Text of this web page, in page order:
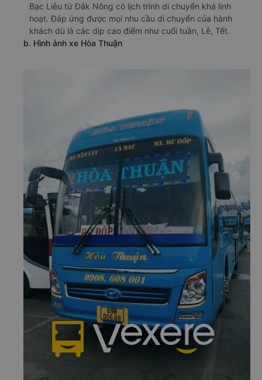
Bạc Liêu từ Đắk Nông có lịch trình di chuyển khá linh
hoạt. Đáp ứng được mọi nhu cầu di chuyển của hành
khách dù là các dịp cao điểm như cuối tuần, Lễ, Tết.
b. Hình ảnh xe Hòa Thuận